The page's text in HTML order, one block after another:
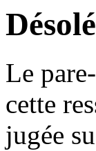
Le
cette
jugée